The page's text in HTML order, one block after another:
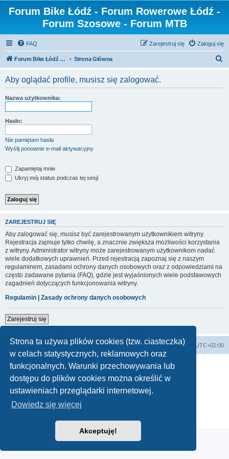
Strona ta używa plików cookies (tzw. ciasteczka)
w celach statystycznych, reklamowych oraz
funkcjonalnych. Warunki przechowywania lub
dostępu do plików cookies można określić w
ustawieniach przeglądarki internetowej.
Dowiedz się więcej
Akceptuję!
Forum Bike Łódź - Forum Rowerowe Łódź -
Forum Szosowe - Forum MTB
FAQ Zaloguj się
Zarejestruj się
Forum Bike Łódź - Forum Rowerowe Łódź - Forum Szosowe - Forum MTB Strona Główna
Aby oglądać profile, musisz się zalogować.
Nazwa użytkownika:
Hasło:
Nie pamiętam hasła
Wyślij ponownie e-mail aktywacyjny
Zapamiętaj mnie
Ukryj mój status podczas tej sesji
ZAREJESTRUJ SIĘ
Aby zalogować się, musisz być zarejestrowanym użytkownikiem witryny.
Rejestracja zajmuje tylko chwilę, a znacznie zwiększa możliwości korzystania
z witryny. Administrator witryny może zarejestrowanym użytkownikom nadać
wiele dodatkowych uprawnień. Przed rejestracją zapoznaj się z naszym
regulaminem, zasadami ochrony danych osobowych oraz z odpowiedziami na
często zadawane pytania (FAQ), gdzie jest wyjaśnionych wiele podstawowych
zagadnień dotyczących funkcjonowania witryny.
Regulamin | Zasady ochrony danych osobowych
Zarejestruj się
Forum Bike Łódź - Forum Rowerowe Łódź - Forum Szosowe - Forum MTB Strona Główna Strefa czasowa UTC+02:00
Linki partnerskie: strony www lodz ,Fotografia Analogowa
Polski pakiet językowy dostarcza